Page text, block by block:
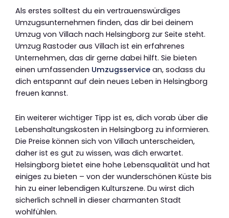
Als erstes solltest du ein vertrauenswürdiges
Umzugsunternehmen finden, das dir bei deinem
Umzug von Villach nach Helsingborg zur Seite steht.
Umzug Rastoder aus Villach ist ein erfahrenes
Unternehmen, das dir gerne dabei hilft. Sie bieten
einen umfassenden Umzugsservice an, sodass du
dich entspannt auf dein neues Leben in Helsingborg
freuen kannst.
Ein weiterer wichtiger Tipp ist es, dich vorab über die
Lebenshaltungskosten in Helsingborg zu informieren.
Die Preise können sich von Villach unterscheiden,
daher ist es gut zu wissen, was dich erwartet.
Helsingborg bietet eine hohe Lebensqualität und hat
einiges zu bieten – von der wunderschönen Küste bis
hin zu einer lebendigen Kulturszene. Du wirst dich
sicherlich schnell in dieser charmanten Stadt
wohlfühlen.